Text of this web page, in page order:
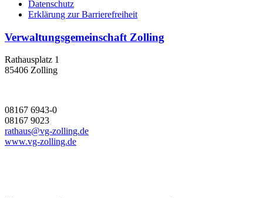
Datenschutz
Erklärung zur Barrierefreiheit
Verwaltungsgemeinschaft Zolling
Rathausplatz 1
85406 Zolling
08167 6943-0
08167 9023
rathaus@vg-zolling.de
www.vg-zolling.de